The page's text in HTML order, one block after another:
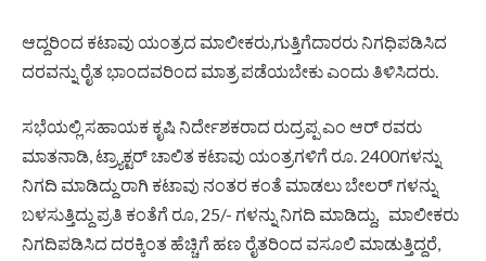
ಆದ್ದರಿಂದ ಕಟಾವು ಯಂತ್ರದ ಮಾಲೀಕರು,ಗುತ್ತಿಗೆದಾರರು ನಿಗಧಿಪಡಿಸಿದ
ದರವನ್ನು ರೈತ ಭಾಂದವರಿಂದ ಮಾತ್ರ ಪಡೆಯಬೇಕು ಎಂದು ತಿಳಿಸಿದರು.
ಸಭೆಯಲ್ಲಿ ಸಹಾಯಕ ಕೃಷಿ ನಿರ್ದೇಶಕರಾದ ರುದ್ರಪ್ಪ ಎಂ ಆರ್ ರವರು
ಮಾತನಾಡಿ, ಟ್ರ್ಯಾಕ್ಟರ್ ಚಾಲಿತ ಕಟಾವು ಯಂತ್ರಗಳಿಗೆ ರೂ. 2400ಗಳನ್ನು
ನಿಗದಿ ಮಾಡಿದ್ದು ರಾಗಿ ಕಟಾವು ನಂತರ ಕಂತೆ ಮಾಡಲು ಬೇಲರ್‌ ಗಳನ್ನು
ಬಳಸುತ್ತಿದ್ದು ಪ್ರತಿ ಕಂತೆಗೆ ರೂ, 25/- ಗಳನ್ನು ನಿಗದಿ ಮಾಡಿದ್ದು, ಮಾಲೀಕರು
ನಿಗದಿಪಡಿಸಿದ ದರಕ್ಕಿಂತ ಹೆಚ್ಚಿಗೆ ಹಣ ರೈತರಿಂದ ವಸೂಲಿ ಮಾಡುತ್ತಿದ್ದರೆ,